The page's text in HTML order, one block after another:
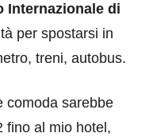
Internazionale di
per spostarsi in
treni, autobus.
comoda sarebbe
fino al mio hotel,